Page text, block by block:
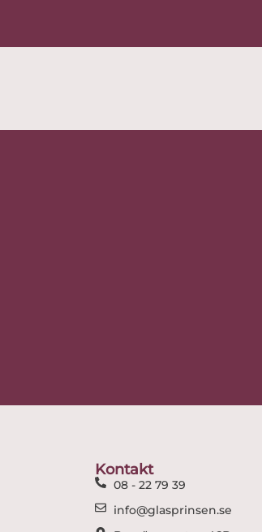
Kontakt
08 - 22 79 39
info@glasprinsen.se